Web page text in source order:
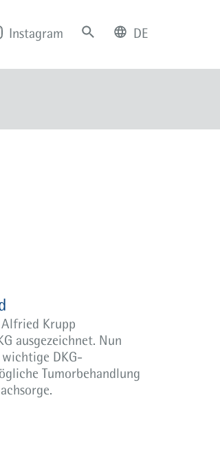
Instagram DE
Alfried Krupp
ausgezeichnet. Nun
DKG-
Tumorbehandlung